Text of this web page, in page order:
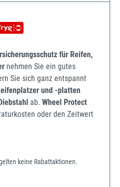
für Reifen,
nehmen Sie ein gutes
Sie sich ganz entspannt
und -platten
ab. Wheel Protect
oder den Zeitwert
keine Rabattaktionen.